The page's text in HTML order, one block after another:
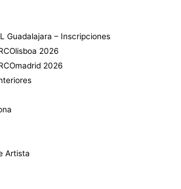
Guadalajara – Inscripciones
2026
2026
Artista